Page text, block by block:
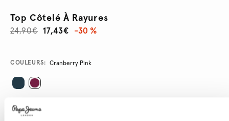
Top Côtelé À Rayures
17,43€
24,90€ -30 %
Promotions
Variations
COULEURS: Cranberry Pink
SÉLECTIONNEZ LA TAILLE: